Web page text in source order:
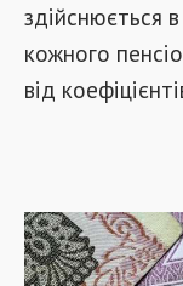
здійснюється
кожного
від